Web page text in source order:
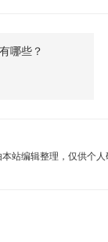
哪些？
站编辑整理，仅供个